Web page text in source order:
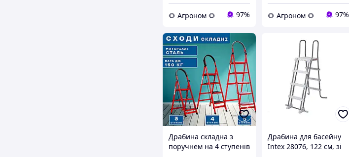
🌻 Агроном 🌻 97% 🌻 Агроном 🌻 97%
Драбина складна з
поручнем на 4 ступенів
Драбина для басейну
Intex 28076, 122 см, зі